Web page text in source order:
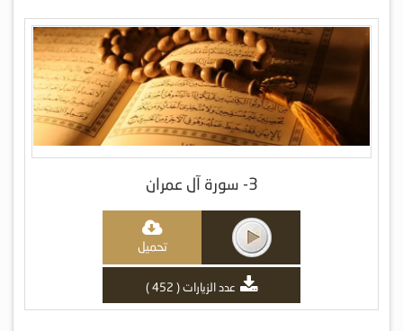
3- سورة آل عمران
تحميل
عدد الزيارات ( 452 )